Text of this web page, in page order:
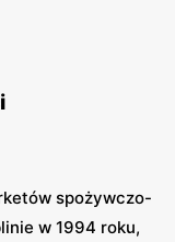
spożywczo-
w 1994 roku,